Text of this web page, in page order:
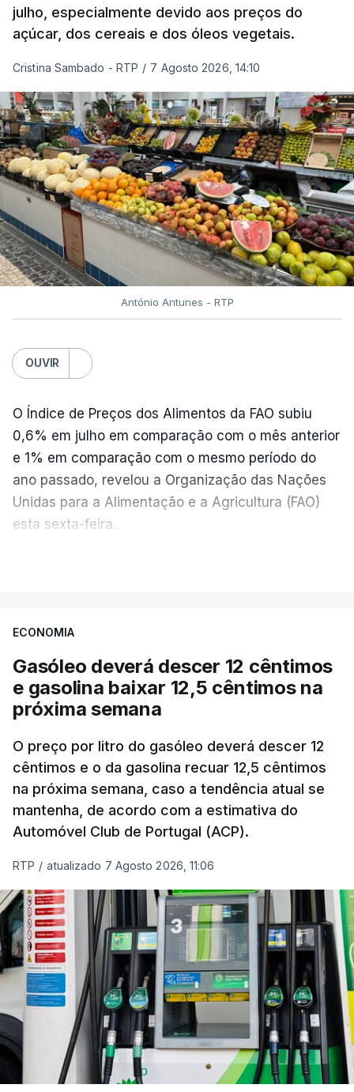
julho, especialmente devido aos preços do
açúcar, dos cereais e dos óleos vegetais.
Cristina Sambado - RTP / 7 Agosto 2026, 14:10
António Antunes - RTP
OUVIR
O Índice de Preços dos Alimentos da FAO subiu
0,6% em julho em comparação com o mês anterior
e 1% em comparação com o mesmo período do
ano passado, revelou a Organização das Nações
Unidas para a Alimentação e a Agricultura (FAO)
esta sexta-feira.
com ondas de calor no Verão e conflitos na
Ucrânia e no Médio Oriente a elevar os
custos das colheitas.
O índice, que acompanha as variações mensais
de um cabaz de produtos alimentares
comercializados internacionalmente, subiu para
131,1 pontos em julho, face aos 130,3 de junho.
O aumento dos preços dos alimentos básicos
nas prateleiras nos meses seguintes, à medida
que os fornecedores repercutem os seus
custos nos consumidores.
Em julho, o aumento esteve associado aos preços
do açúcar (+5,6%), dos cereais (+3,4%) e dos
óleos vegetais (+2%).
Estes aumentos foram "parcialmente
compensados por quedas" nos preços das "carnes
ECONOMIA
Gasóleo deverá descer 12 cêntimos
e gasolina baixar 12,5 cêntimos na
próxima semana
O preço por litro do gasóleo deverá descer 12
cêntimos e o da gasolina recuar 12,5 cêntimos
na próxima semana, caso a tendência atual se
mantenha, de acordo com a estimativa do
Automóvel Club de Portugal (ACP).
RTP / atualizado 7 Agosto 2026, 11:06